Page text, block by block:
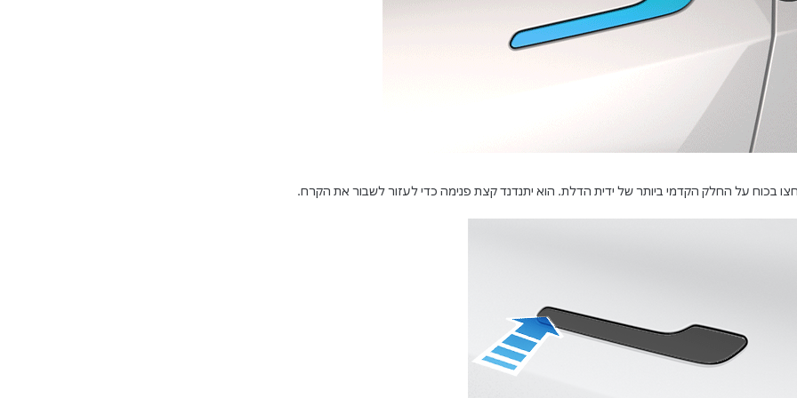
בכוח על החלק הקדמי ביותר של ידית הדלת. הוא יתנדנד קצת פנימה כדי לעזור לשבור את הקרח.